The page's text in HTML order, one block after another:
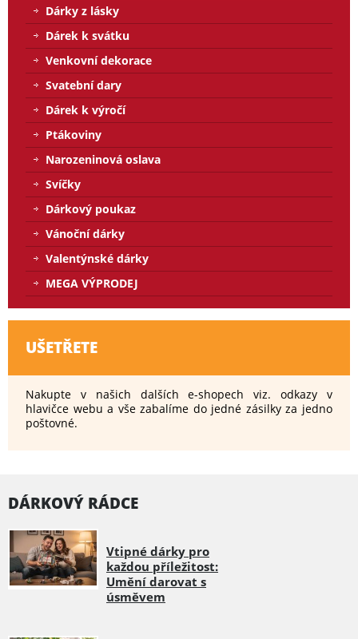
Dárky z lásky
Dárek k svátku
Venkovní dekorace
Svatební dary
Dárek k výročí
Ptákoviny
Narozeninová oslava
Svíčky
Dárkový poukaz
Vánoční dárky
Valentýnské dárky
MEGA VÝPRODEJ
UŠETŘETE
Nakupte v našich dalších e-shopech viz. odkazy v
hlavičce webu a vše zabalíme do jedné zásilky za jedno
poštovné.
DÁRKOVÝ RÁDCE
Vtipné dárky pro
každou příležitost:
Umění darovat s
úsměvem